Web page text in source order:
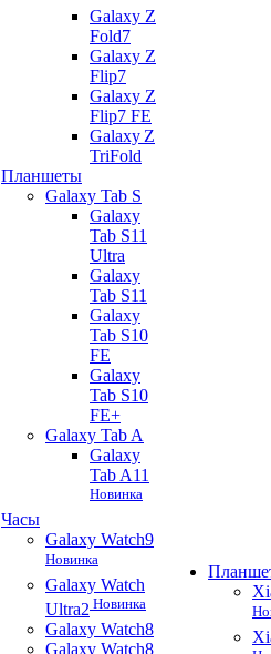
Galaxy Z
Fold7
Galaxy Z
Flip7
Galaxy Z
Flip7 FE
Galaxy Z
TriFold
Планшеты
Galaxy Tab S
Galaxy
Tab S11
Ultra
Galaxy
Tab S11
Galaxy
Tab S10
FE
Galaxy
Tab S10
FE+
Galaxy Tab A
Galaxy
Tab A11
Новинка
Часы
Galaxy Watch9
Новинка
Galaxy Watch
Ultra2 Новинка
Galaxy Watch8
Galaxy Watch8